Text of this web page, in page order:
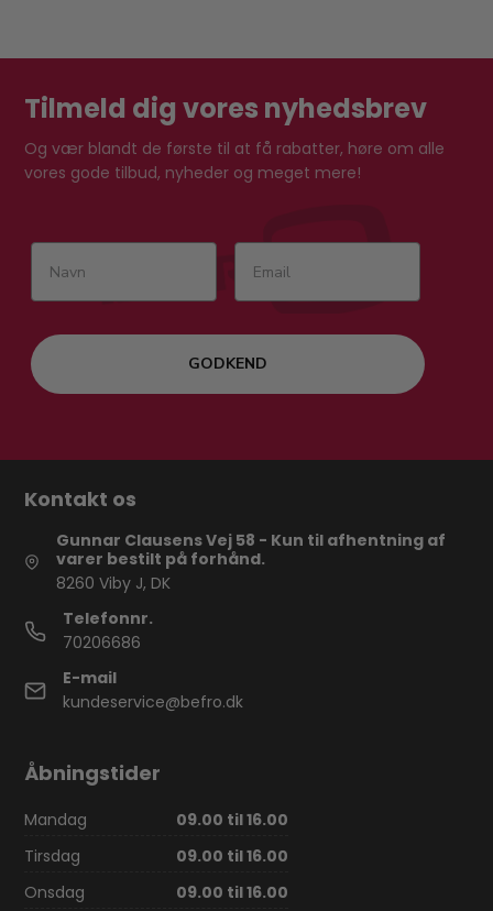
Tilmeld dig vores nyhedsbrev
Og vær blandt de første til at få rabatter, høre om alle
vores gode tilbud, nyheder og meget mere!
GODKEND
Kontakt os
Gunnar Clausens Vej 58 - Kun til afhentning af
varer bestilt på forhånd.
8260 Viby J, DK
Telefonnr.
70206686
E-mail
kundeservice@befro.dk
Åbningstider
Mandag
09.00 til 16.00
Tirsdag
09.00 til 16.00
Onsdag
09.00 til 16.00